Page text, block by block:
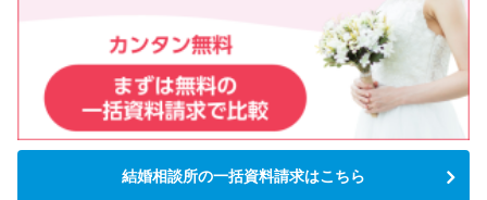
結婚相談所の一括資料請求はこちら